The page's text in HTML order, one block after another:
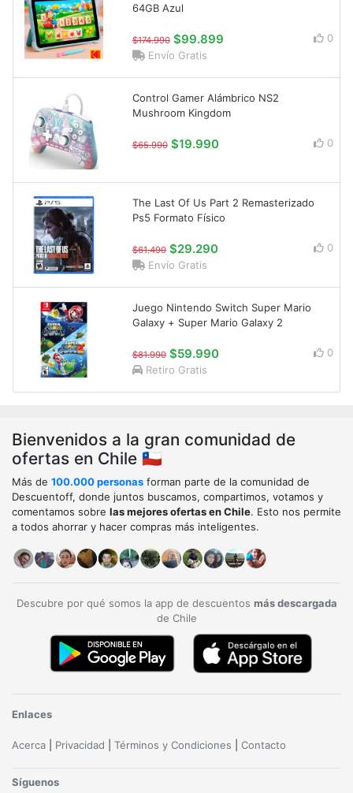
64GB Azul
$174.990 $99.899
0
Envío Gratis
Control Gamer Alámbrico NS2
Mushroom Kingdom
$65.990 $19.990 0
The Last Of Us Part 2 Remasterizado
Ps5 Formato Físico
$61.490 $29.290
0
Envío Gratis
Juego Nintendo Switch Super Mario
Galaxy + Super Mario Galaxy 2
$81.990 $59.990
0
Retiro Gratis
Bienvenidos a la gran comunidad de
ofertas en Chile 🇨🇱
Más de 100.000 personas forman parte de la comunidad de
Descuentoff, donde juntos buscamos, compartimos, votamos y
comentamos sobre las mejores ofertas en Chile. Esto nos permite
a todos ahorrar y hacer compras más inteligentes.
Descubre por qué somos la app de descuentos más descargada
de Chile
Enlaces
Acerca Privacidad Términos y Condiciones Contacto
Síguenos